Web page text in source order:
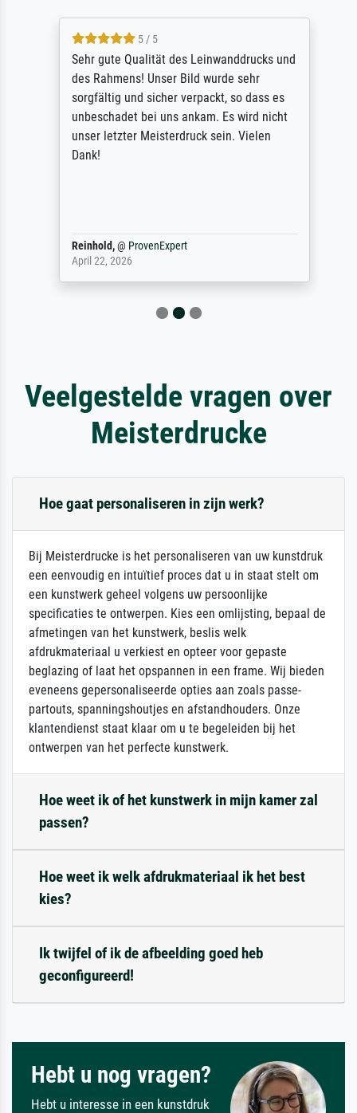
5 / 5
Sehr gute Qualität des Leinwanddrucks und
des Rahmens! Unser Bild wurde sehr
sorgfältig und sicher verpackt, so dass es
unbeschadet bei uns ankam. Es wird nicht
unser letzter Meisterdruck sein. Vielen
Dank!
Reinhold,@ProvenExpert
April 22, 2026
Veelgestelde vragen over
Meisterdrucke
Hoe gaat personaliseren in zijn werk?
Bij Meisterdrucke is het personaliseren van uw kunstdruk
een eenvoudig en intuïtief proces dat u in staat stelt om
een kunstwerk geheel volgens uw persoonlijke
specificaties te ontwerpen. Kies een omlijsting, bepaal de
afmetingen van het kunstwerk, beslis welk
afdrukmateriaal u verkiest en opteer voor gepaste
beglazing of laat het opspannen in een frame. Wij bieden
eveneens gepersonaliseerde opties aan zoals passe-
partouts, spanningshoutjes en afstandhouders. Onze
klantendienst staat klaar om u te begeleiden bij het
ontwerpen van het perfecte kunstwerk.
Hoe weet ik of het kunstwerk in mijn kamer zal
passen?
Hoe weet ik welk afdrukmateriaal ik het best
kies?
Ik twijfel of ik de afbeelding goed heb
geconfigureerd!
Hebt u nog vragen?
Hebt u interesse in een kunstdruk